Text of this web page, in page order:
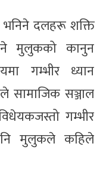
दलहरू शक्ति
मुलुकको कानुन
गम्भीर ध्यान
सामाजिक सञ्जाल
गम्भीर
मुलुकले कहिले